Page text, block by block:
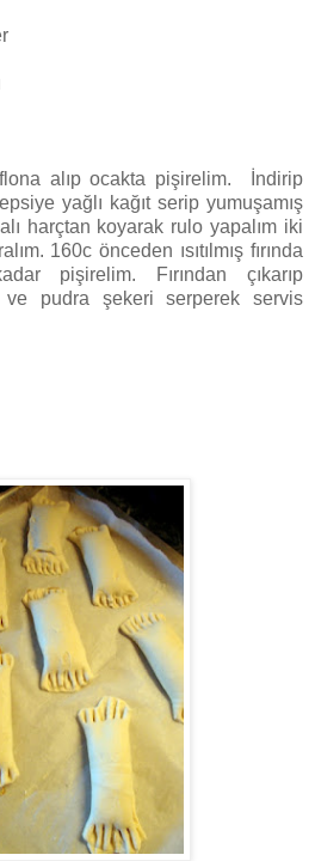
alıp ocakta pişirelim. İndirip
yağlı kağıt serip yumuşamış
harçtan koyarak rulo yapalım iki
160c önceden ısıtılmış fırında
pişirelim. Fırından çıkarıp
ve pudra şekeri serperek servis